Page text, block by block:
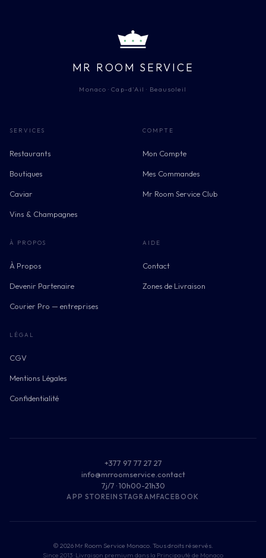
MR ROOM SERVICE
Monaco · Cap-d'Ail · Beausoleil
SERVICES
Restaurants
Boutiques
Caviar
Vins & Champagnes
COMPTE
Mon Compte
Mes Commandes
Mr Room Service Club
À PROPOS
À Propos
Devenir Partenaire
Courier Pro — entreprises
AIDE
Contact
Zones de Livraison
LÉGAL
CGV
Mentions Légales
Confidentialité
+377 97 77 27 27
info@mrroomservice.contact
7j/7 · 10h00-21h30
APP STOREINSTAGRAMFACEBOOK
© 2026 Mr Room Service Monaco. Tous droits réservés.
Since 2013 · Livraison premium dans la Principauté de Monaco